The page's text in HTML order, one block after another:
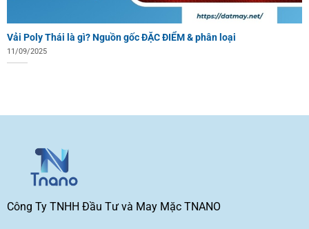
Vải Poly Thái là gì? Nguồn gốc ĐẶC ĐIỂM & phân loại
11/09/2025
Công Ty TNHH Đầu Tư và May Mặc TNANO